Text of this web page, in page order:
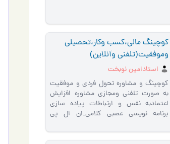
کوچینگ مالی،کسب وکار،تحصیلی
وموفقیت(تلفنی وآنلاین)
استادامین نوبخت
کوچینگ و مشاوره تحول فردی و موفقیت
به صورت تلفنی ومجازی مشاوره افزایش
اعتمادبه نفس و ارتباطات پیاده سازی
برنامه نویسی عصبی کلامی_ان ال پی